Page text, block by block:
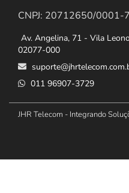
CNPJ: 20712650/0001-
Av. Angelina, 71 - Vila
02077-000
011 96907-3729
JHR Telecom - Integrando